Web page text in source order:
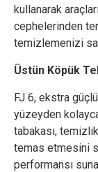
kullanarak
cephelerinden
temizlemenizi
Üstün Köpük
FJ 6, ekstra
yüzeyden
tabakası,
temas etmesini
performansı